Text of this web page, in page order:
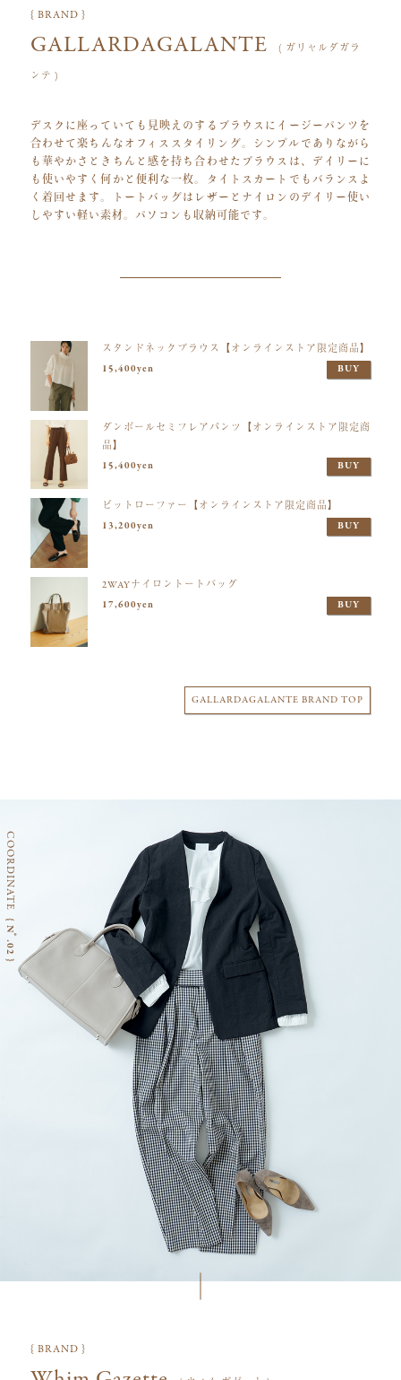
{ BRAND }
GALLARDAGALANTE ( ガリャルダガラ
ンテ )
デスクに座っていても見映えのするブラウスにイージーパンツを
合わせて楽ちんなオフィススタイリング。シンプルでありながら
も華やかさときちんと感を持ち合わせたブラウスは、デイリーに
も使いやすく何かと便利な一枚。タイトスカートでもバランスよ
く着回せます。トートバッグはレザーとナイロンのデイリー使い
しやすい軽い素材。パソコンも収納可能です。
スタンドネックブラウス【オンラインストア限定商品】
15,400yen
BUY
ダンボールセミフレアパンツ【オンラインストア限定商
品】
15,400yen
BUY
ビットローファー【オンラインストア限定商品】
13,200yen
BUY
2WAYナイロントートバッグ
17,600yen
BUY
GALLARDAGALANTE BRAND TOP
COORDINATE
{ Nﾟ.02 }
{ BRAND }